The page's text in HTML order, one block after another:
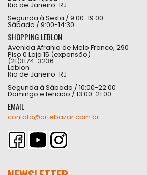
Rio de Janeiro-RJ
Segunda à Sexta / 9:00-19:00
Sábado / 9:00-14:30
SHOPPING LEBLON
Avenida Afranio de Melo Franco, 290
Piso 0 Loja 15 (expansão)
(21)3174-3236
Leblon
Rio de Janeiro-RJ
Segunda à Sábado / 10:00-22:00
Domingo e feriado / 13:00-21:00
EMAIL
contato@artebazar.com.br